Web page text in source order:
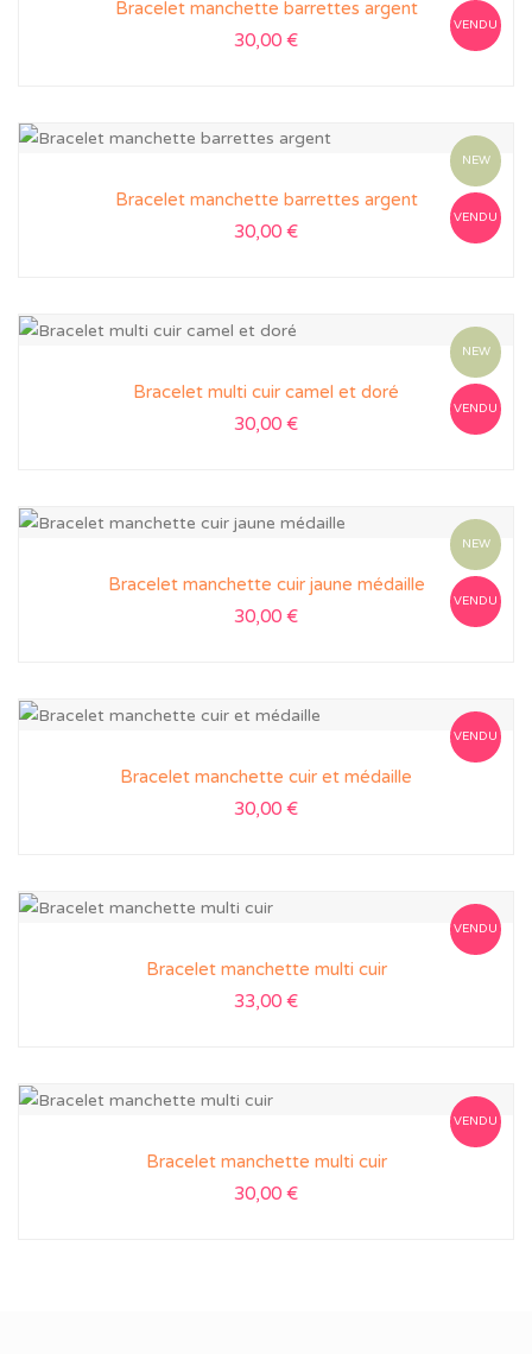
VENDU
Bracelet manchette barrettes argent
30,00 €
NEW
VENDU
Bracelet manchette barrettes argent
30,00 €
NEW
VENDU
Bracelet multi cuir camel et doré
30,00 €
NEW
VENDU
Bracelet manchette cuir jaune médaille
30,00 €
VENDU
Bracelet manchette cuir et médaille
30,00 €
VENDU
Bracelet manchette multi cuir
33,00 €
VENDU
Bracelet manchette multi cuir
30,00 €